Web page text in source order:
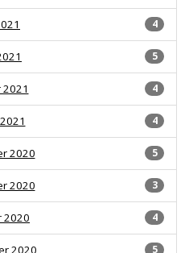
4
5
4
2021
4
5
2020
3
2020
4
2020
5
2020